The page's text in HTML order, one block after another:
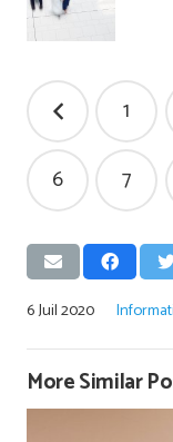
Pagination
des
publications
1
6 7
6 Juil 2020
More Similar